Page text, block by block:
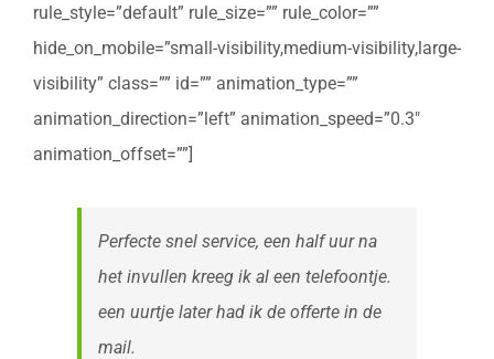
rule_style=”default” rule_size=”” rule_color=””
hide_on_mobile=”small-visibility,medium-visibility,large-
visibility” class=”” id=”” animation_type=””
animation_direction=”left” animation_speed=”0.3″
animation_offset=””]
Perfecte snel service, een half uur na
het invullen kreeg ik al een telefoontje.
een uurtje later had ik de offerte in de
mail.